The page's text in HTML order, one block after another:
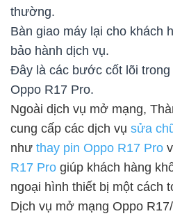
thường.
Bàn giao máy lại cho khách
bảo hành dịch vụ.
Đây là các bước cốt lõi trong
Oppo R17 Pro.
Ngoài dịch vụ mở mạng,
cung cấp các dịch vụ sửa
như thay pin Oppo R17 Pro
R17 Pro giúp khách hàng
ngoại hình thiết bị một cách
Dịch vụ mở mạng Oppo